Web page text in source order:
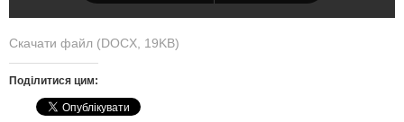
Скачати файл (DOCX, 19KB)
Поділитися цим: